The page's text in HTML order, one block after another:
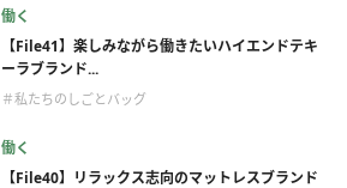
働く
【File41】楽しみながら働きたいハイエンドテキ
ーラブランド...
＃私たちのしごとバッグ
働く
【File40】リラックス志向のマットレスブランド